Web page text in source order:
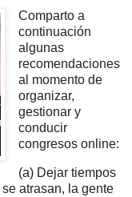
Comparto a
continuación
algunas
recomendaciones
al momento de
organizar,
gestionar y
conducir
congresos online:
(a) Dejar tiempos
atrasan, la gente